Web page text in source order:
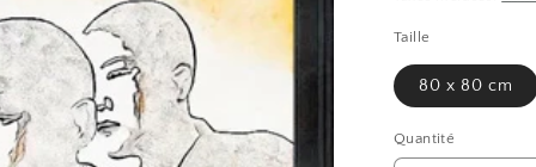
Taille
80 x 80 cm
Quantité